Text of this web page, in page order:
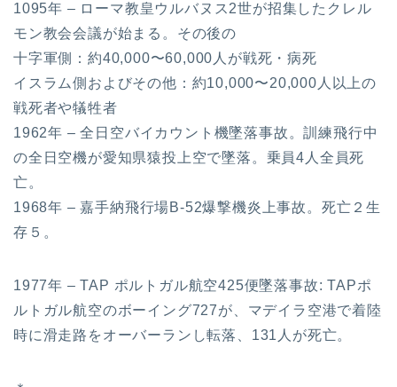
1095年 – ローマ教皇ウルバヌス2世が招集したクレル
モン教会会議が始まる。その後の
十字軍側：約40,000〜60,000人が戦死・病死
イスラム側およびその他：約10,000〜20,000人以上の
戦死者や犠牲者
1962年 – 全日空バイカウント機墜落事故。訓練飛行中
の全日空機が愛知県猿投上空で墜落。乗員4人全員死
亡。
1968年 – 嘉手納飛行場B-52爆撃機炎上事故。死亡２生
存５。
1977年 – TAP ポルトガル航空425便墜落事故: TAPポ
ルトガル航空のボーイング727が、マデイラ空港で着陸
時に滑走路をオーバーランし転落、131人が死亡。